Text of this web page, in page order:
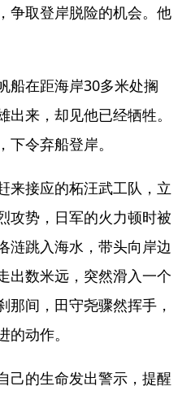
争取登岸脱险的机会。他
船在距海岸30多米处搁
来，却见他已经牺牲。
令弃船登岸。
来接应的柘汪武工队，立
攻势，日军的火力顿时被
涟跳入海水，带头向岸边
出数米远，突然滑入一个
那间，田守尧骤然挥手，
动作。
己的生命发出警示，提醒